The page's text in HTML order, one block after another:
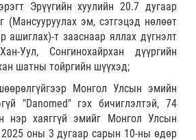
Эрүүгийн хуулийн 20.7 дугаар
(Мансууруулах эм, сэтгэцэд нөлөөт
ашиглах)-т зааснаар яллах дүгнэлт
Уул, Сонгинохайрхан дүүргийн
шатны тойргийн шүүхэд;
Монгол Улсын эмийн
"Danomed" гэх бичиглэлтэй, 74
нэр хаяггүй эмийг Монгол Улсын
2025 оны 3 дугаар сарын 10-ны өдөр